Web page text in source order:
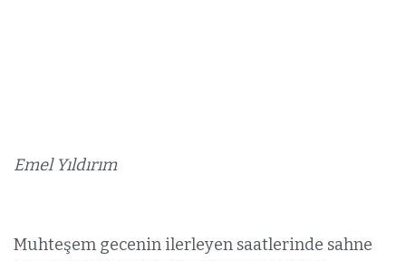
Emel Yıldırım
Muhteşem gecenin ilerleyen saatlerinde sahne